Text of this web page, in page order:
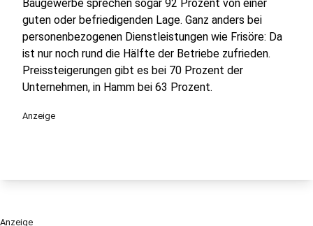
Baugewerbe sprechen sogar 92 Prozent von einer
guten oder befriedigenden Lage. Ganz anders bei
personenbezogenen Dienstleistungen wie Frisöre: Da
ist nur noch rund die Hälfte der Betriebe zufrieden.
Preissteigerungen gibt es bei 70 Prozent der
Unternehmen, in Hamm bei 63 Prozent.
Anzeige
Anzeige